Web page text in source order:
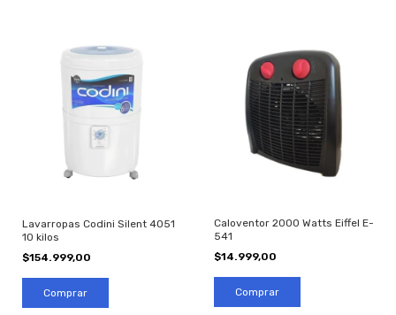
Lavarropas Codini Silent 4051
10 kilos
$154.999,00
Caloventor 2000 Watts Eiffel E-
541
$14.999,00